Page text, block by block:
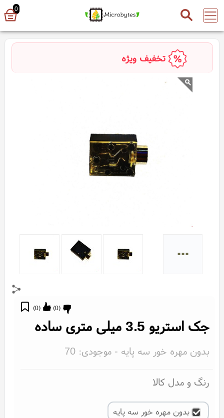
0
تخفیف ویژه
...
(
0
) (
0
)
جک استریو 3.5 میلی متری ساده
بدون مهره خور سه پایه - موجودی:70
رنگ و مدل کالا
بدون مهره خور سه پایه